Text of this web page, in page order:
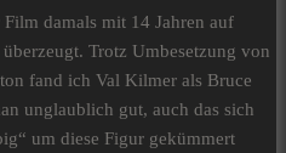
damals mit 14 Jahren auf
Trotz Umbesetzung von
fand ich Val Kilmer als Bruce
unglaublich gut, auch das sich
um diese Figur gekümmert